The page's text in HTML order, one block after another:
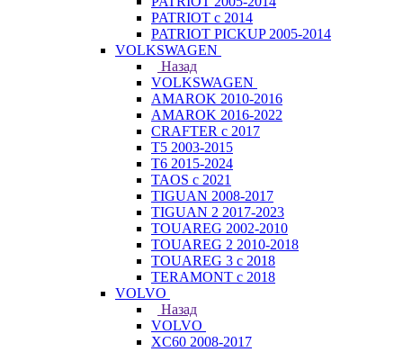
PATRIOT с 2014
PATRIOT PICKUP 2005-2014
VOLKSWAGEN
Назад
VOLKSWAGEN
AMAROK 2010-2016
AMAROK 2016-2022
CRAFTER с 2017
T5 2003-2015
T6 2015-2024
TAOS с 2021
TIGUAN 2008-2017
TIGUAN 2 2017-2023
TOUAREG 2002-2010
TOUAREG 2 2010-2018
TOUAREG 3 с 2018
TERAMONT с 2018
VOLVO
Назад
VOLVO
XC60 2008-2017